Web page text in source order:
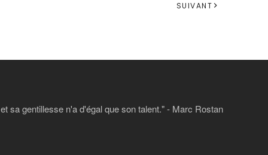
SUIVANT
sa gentillesse n'a d'égal que son talent." - Marc Rostan